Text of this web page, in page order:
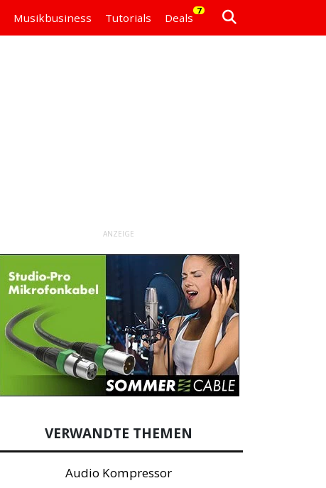
Musikbusiness Tutorials Deals
7
ANZEIGE
VERWANDTE THEMEN
Audio Kompressor